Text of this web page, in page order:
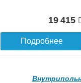
19 415
Подробнее